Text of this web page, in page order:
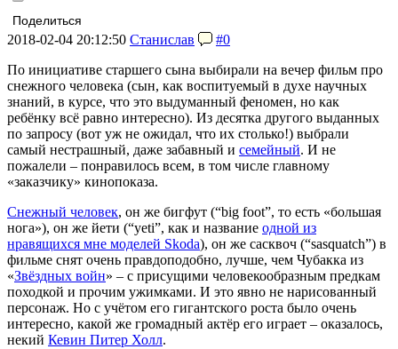
Поделиться
2018-02-04 20:12:50 Станислав
#0
По инициативе старшего сына выбирали на вечер фильм про
снежного человека (сын, как воспитуемый в духе научных
знаний, в курсе, что это выдуманный феномен, но как
ребёнку всё равно интересно). Из десятка другого выданных
по запросу (вот уж не ожидал, что их столько!) выбрали
самый нестрашный, даже забавный и семейный. И не
пожалели – понравилось всем, в том числе главному
«заказчику» кинопоказа.
Снежный человек, он же бигфут (“big foot”, то есть «большая
нога»), он же йети (“yeti”, как и название одной из
нравящихся мне моделей Skoda), он же сасквоч (“sasquatch”) в
фильме снят очень правдоподобно, лучше, чем Чубакка из
«Звёздных войн» – с присущими человекообразным предкам
походкой и прочим ужимками. И это явно не нарисованный
персонаж. Но с учётом его гигантского роста было очень
интересно, какой же громадный актёр его играет – оказалось,
некий Кевин Питер Холл.